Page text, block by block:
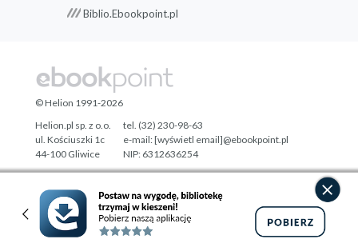
Biblio.Ebookpoint.pl
Designed with ♥ byTonik.pl
© Helion 1991-2026
Helion.pl sp. z o.o.
ul. Kościuszki 1c
44-100 Gliwice
tel. (32) 230-98-63
e-mail:[wyświetl email]@ebookpoint.pl
NIP: 6312636254
Regon: 241989027
Pełna wersja strony »